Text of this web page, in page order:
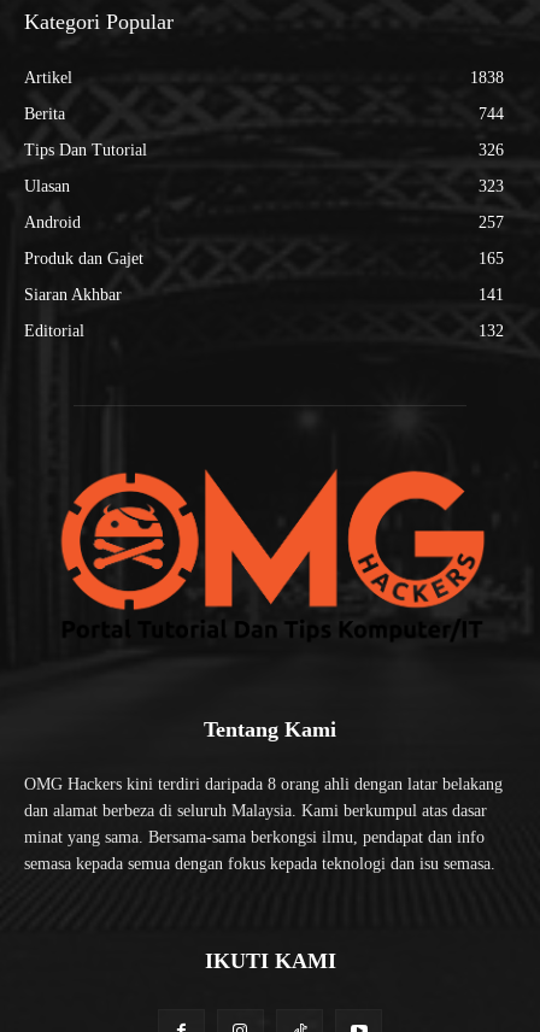
Kategori Popular
Artikel
1838
Berita
744
Tips Dan Tutorial
326
Ulasan
323
Android
257
Produk dan Gajet
165
Siaran Akhbar
141
Editorial
132
Tentang Kami
OMG Hackers kini terdiri daripada 8 orang ahli dengan latar belakang
dan alamat berbeza di seluruh Malaysia. Kami berkumpul atas dasar
minat yang sama. Bersama-sama berkongsi ilmu, pendapat dan info
semasa kepada semua dengan fokus kepada teknologi dan isu semasa.
IKUTI KAMI